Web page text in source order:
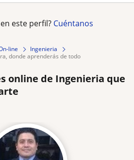
este perfil? Cuéntanos
line
Ingenieria
donde aprenderás de todo
online de Ingenieria que